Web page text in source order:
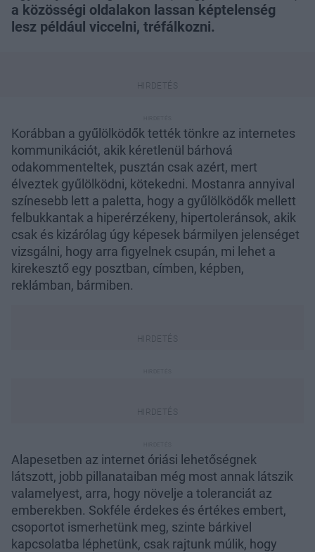
a közösségi oldalakon lassan képtelenség
lesz például viccelni, tréfálkozni.
Korábban a gyűlölködők tették tönkre az internetes
kommunikációt, akik kéretlenül bárhová
odakommenteltek, pusztán csak azért, mert
élveztek gyűlölködni, kötekedni. Mostanra annyival
színesebb lett a paletta, hogy a gyűlölködők mellett
felbukkantak a hiperérzékeny, hipertoleránsok, akik
csak és kizárólag úgy képesek bármilyen jelenséget
vizsgálni, hogy arra figyelnek csupán, mi lehet a
kirekesztő egy posztban, címben, képben,
reklámban, bármiben.
Alapesetben az internet óriási lehetőségnek
látszott, jobb pillanataiban még most annak látszik
valamelyest, arra, hogy növelje a toleranciát az
emberekben. Sokféle érdekes és értékes embert,
csoportot ismerhetünk meg, szinte bárkivel
kapcsolatba léphetünk, csak rajtunk múlik, hogy